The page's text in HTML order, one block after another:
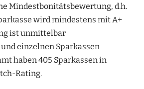
Mindestbonitätsbewertung, d.h.
wird mindestens mit A+
ist unmittelbar
einzelnen Sparkassen
haben 405 Sparkassen in
Rating.